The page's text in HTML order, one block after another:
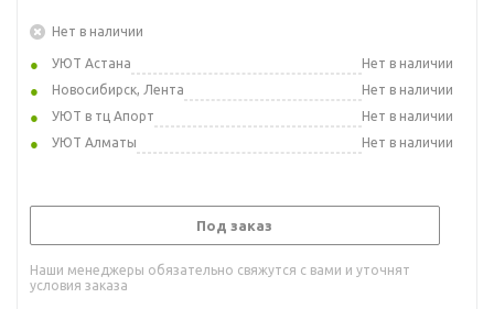
Нет в наличии
УЮТ Астана
Нет в наличии
Новосибирск, Лента
Нет в наличии
УЮТ в тц Апорт
Нет в наличии
УЮТ Алматы
Нет в наличии
Под заказ
Наши менеджеры обязательно свяжутся с вами и уточнят
условия заказа